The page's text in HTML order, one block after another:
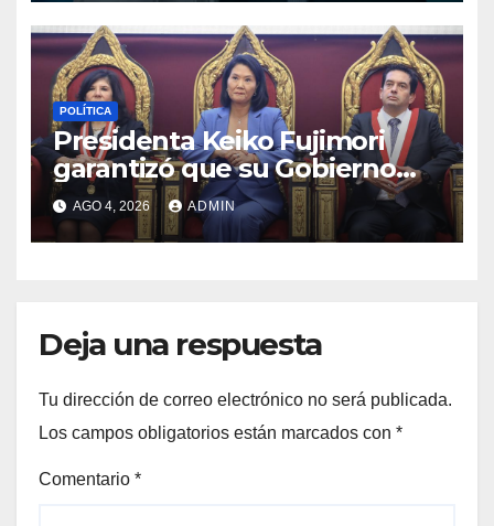
POLÍTICA
Presidenta Keiko Fujimori
garantizó que su Gobierno
respetará la separación de
poderes
AGO 4, 2026 ADMIN
Deja una respuesta
Tu dirección de correo electrónico no será publicada.
Los campos obligatorios están marcados con *
Comentario *